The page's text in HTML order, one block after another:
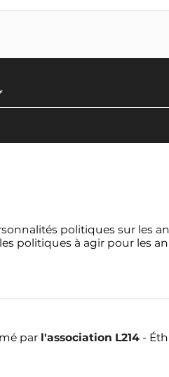
politiques sur les
politiques à agir pour les
par l'association L214 -